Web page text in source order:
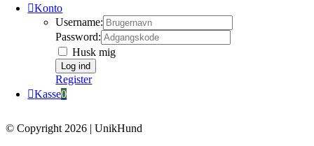
Konto
Username:
Password:
Husk mig
Register
Kasse0
© Copyright 2026 | UnikHund